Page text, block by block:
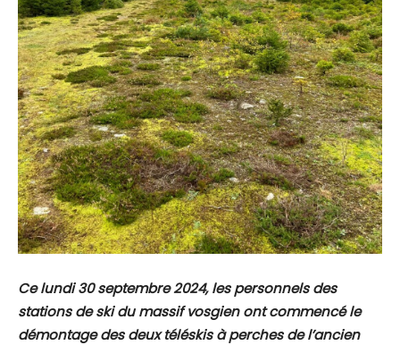
Ce lundi 30 septembre 2024, les personnels des
stations de ski du massif vosgien ont commencé le
démontage des deux téléskis à perches de l’ancien